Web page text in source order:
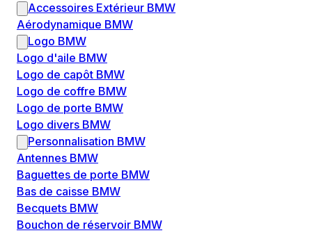
Accessoires Extérieur BMW
Aérodynamique BMW
Logo BMW
Logo d'aile BMW
Logo de capôt BMW
Logo de coffre BMW
Logo de porte BMW
Logo divers BMW
Personnalisation BMW
Antennes BMW
Baguettes de porte BMW
Bas de caisse BMW
Becquets BMW
Bouchon de réservoir BMW